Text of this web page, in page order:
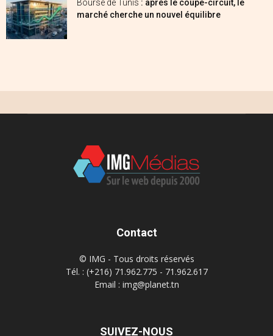
Bourse de Tunis : après le coupe-circuit, le
marché cherche un nouvel équilibre
Contact
© IMG - Tous droits réservés
Tél. : (+216) 71.962.775 - 71.962.617
Email : img@planet.tn
SUIVEZ-NOUS